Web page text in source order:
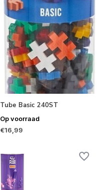
Tube Basic 240ST
Op voorraad
€16,99